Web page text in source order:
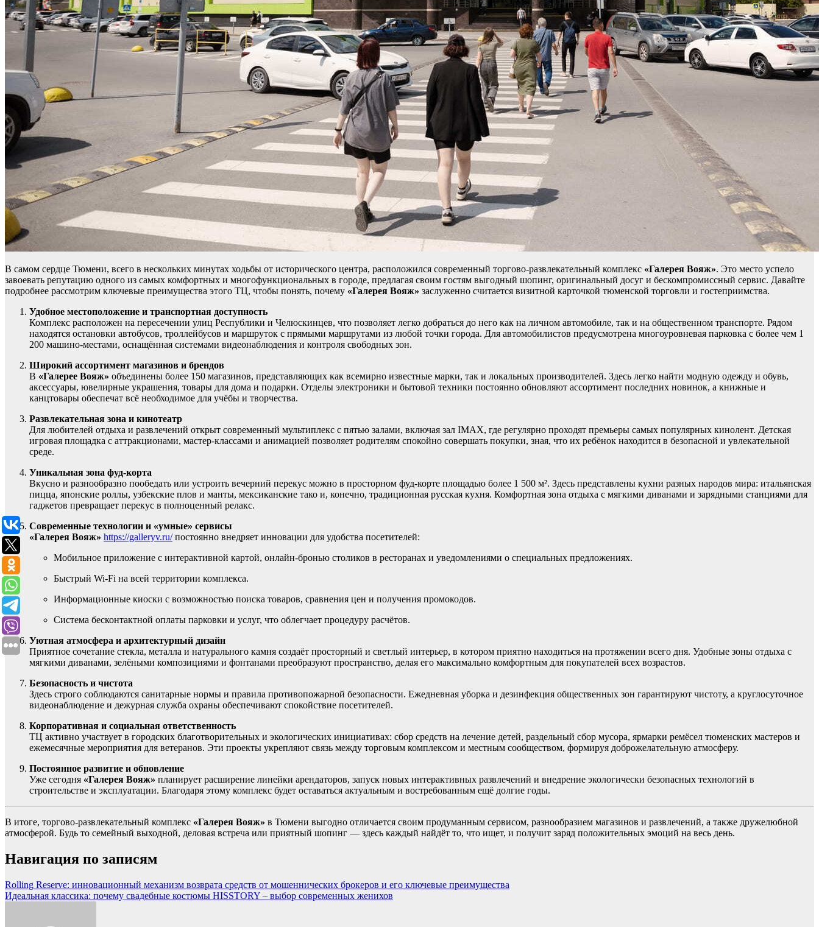
В самом сердце Тюмени, всего в нескольких минутах ходьбы от исторического центра, расположился современный торгово-развлекательный комплекс «Галерея Вояж». Это место успело
завоевать репутацию одного из самых комфортных и многофункциональных в городе, предлагая своим гостям выгодный шопинг, оригинальный досуг и бескомпромиссный сервис. Давайте
подробнее рассмотрим ключевые преимущества этого ТЦ, чтобы понять, почему «Галерея Вояж» заслуженно считается визитной карточкой тюменской торговли и гостеприимства.
Удобное местоположение и транспортная доступность
Комплекс расположен на пересечении улиц Республики и Челюскинцев, что позволяет легко добраться до него как на личном автомобиле, так и на общественном транспорте. Рядом
находятся остановки автобусов, троллейбусов и маршруток с прямыми маршрутами из любой точки города. Для автомобилистов предусмотрена многоуровневая парковка с более чем 1
200 машино-местами, оснащённая системами видеонаблюдения и контроля свободных зон.
Широкий ассортимент магазинов и брендов
В «Галерее Вояж» объединены более 150 магазинов, представляющих как всемирно известные марки, так и локальных производителей. Здесь легко найти модную одежду и обувь,
аксессуары, ювелирные украшения, товары для дома и подарки. Отделы электроники и бытовой техники постоянно обновляют ассортимент последних новинок, а книжные и
канцтовары обеспечат всё необходимое для учёбы и творчества.
Развлекательная зона и кинотеатр
Для любителей отдыха и развлечений открыт современный мультиплекс с пятью залами, включая зал IMAX, где регулярно проходят премьеры самых популярных кинолент. Детская
игровая площадка с аттракционами, мастер-классами и анимацией позволяет родителям спокойно совершать покупки, зная, что их ребёнок находится в безопасной и увлекательной
среде.
Уникальная зона фуд-корта
Вкусно и разнообразно пообедать или устроить вечерний перекус можно в просторном фуд-корте площадью более 1 500 м². Здесь представлены кухни разных народов мира: итальянская
пицца, японские роллы, узбекские плов и манты, мексиканские тако и, конечно, традиционная русская кухня. Комфортная зона отдыха с мягкими диванами и зарядными станциями для
гаджетов превращает перекус в полноценный релакс.
Современные технологии и «умные» сервисы
«Галерея Вояж» https://galleryv.ru/постоянно внедряет инновации для удобства посетителей:
Мобильное приложение с интерактивной картой, онлайн-бронью столиков в ресторанах и уведомлениями о специальных предложениях.
Быстрый Wi-Fi на всей территории комплекса.
Информационные киоски с возможностью поиска товаров, сравнения цен и получения промокодов.
Система бесконтактной оплаты парковки и услуг, что облегчает процедуру расчётов.
Уютная атмосфера и архитектурный дизайн
Приятное сочетание стекла, металла и натурального камня создаёт просторный и светлый интерьер, в котором приятно находиться на протяжении всего дня. Удобные зоны отдыха с
мягкими диванами, зелёными композициями и фонтанами преобразуют пространство, делая его максимально комфортным для покупателей всех возрастов.
Безопасность и чистота
Здесь строго соблюдаются санитарные нормы и правила противопожарной безопасности. Ежедневная уборка и дезинфекция общественных зон гарантируют чистоту, а круглосуточное
видеонаблюдение и дежурная служба охраны обеспечивают спокойствие посетителей.
Корпоративная и социальная ответственность
ТЦ активно участвует в городских благотворительных и экологических инициативах: сбор средств на лечение детей, раздельный сбор мусора, ярмарки ремёсел тюменских мастеров и
ежемесячные мероприятия для ветеранов. Эти проекты укрепляют связь между торговым комплексом и местным сообществом, формируя доброжелательную атмосферу.
Постоянное развитие и обновление
Уже сегодня «Галерея Вояж» планирует расширение линейки арендаторов, запуск новых интерактивных развлечений и внедрение экологически безопасных технологий в
строительстве и эксплуатации. Благодаря этому комплекс будет оставаться актуальным и востребованным ещё долгие годы.
В итоге, торгово-развлекательный комплекс «Галерея Вояж» в Тюмени выгодно отличается своим продуманным сервисом, разнообразием магазинов и развлечений, а также дружелюбной
атмосферой. Будь то семейный выходной, деловая встреча или приятный шопинг — здесь каждый найдёт то, что ищет, и получит заряд положительных эмоций на весь день.
Навигация по записям
Rolling Reserve: инновационный механизм возврата средств от мошеннических брокеров и его ключевые преимущества
Идеальная классика: почему свадебные костюмы HISSTORY – выбор современных женихов